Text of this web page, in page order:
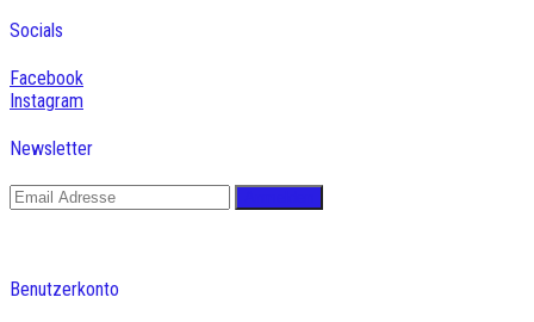
Socials
Facebook
Instagram
Newsletter
Benutzerkonto